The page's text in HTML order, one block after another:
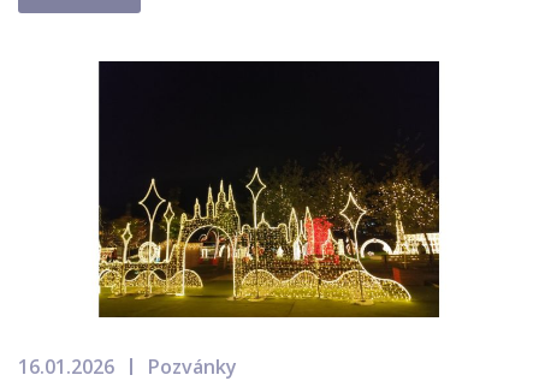
16.01.2026 Pozvánky